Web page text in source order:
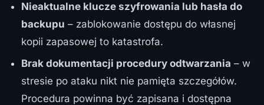
Nieaktualne klucze szyfrowania lub hasła do
backupu – zablokowanie dostępu do własnej
kopii zapasowej to katastrofa.
Brak dokumentacji procedury odtwarzania – w
stresie po ataku nikt nie pamięta szczegółów.
Procedura powinna być zapisana i dostępna